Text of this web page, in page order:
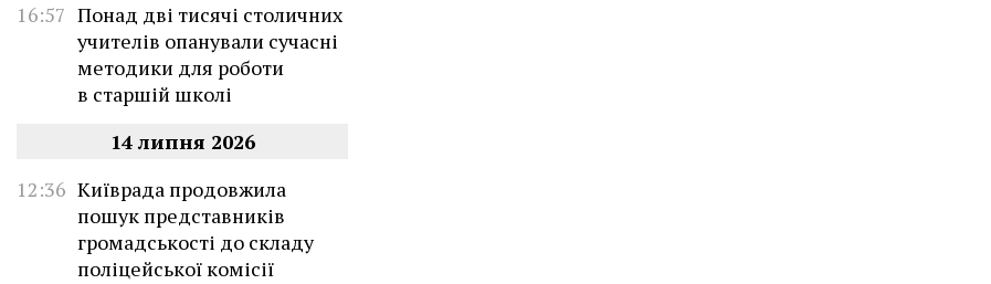
16:57 Понад дві тисячі столичних
учителів опанували сучасні
методики для роботи
в старшій школі
14 липня 2026
12:36 Київрада продовжила
пошук представників
громадськості до складу
поліцейської комісії